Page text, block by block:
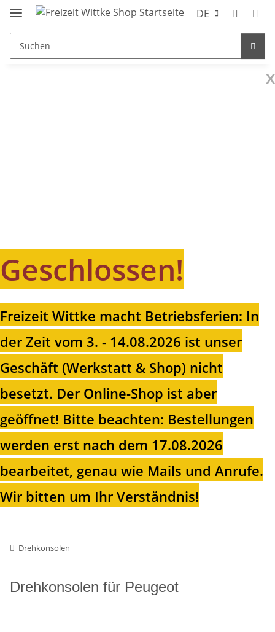
DE
x
Geschlossen!
Freizeit Wittke macht Betriebsferien: In
der Zeit vom 3. - 14.08.2026 ist unser
Geschäft (Werkstatt & Shop) nicht
besetzt. Der Online-Shop ist aber
geöffnet! Bitte beachten: Bestellungen
werden erst nach dem 17.08.2026
bearbeitet, genau wie Mails und Anrufe.
Wir bitten um Ihr Verständnis!
Drehkonsolen
Drehkonsolen für Peugeot